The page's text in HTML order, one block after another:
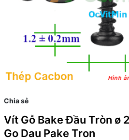
Chia sẻ
Vít Gỗ Bake Đầu Tròn ø
Go Dau Pake Tron